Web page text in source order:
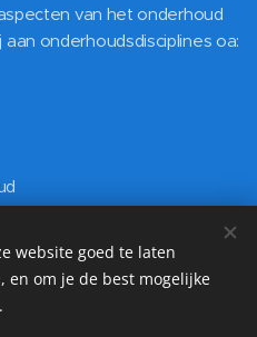
van het onderhoud
onderhoudsdisciplines oa:
Dakreiniging en
21 01 223
website goed te laten
om je de best mogelijke